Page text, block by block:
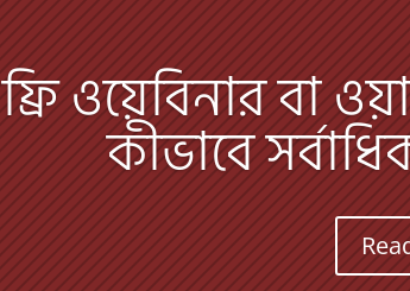
ফ্রি ওয়েবিনার বা
কীভাবে